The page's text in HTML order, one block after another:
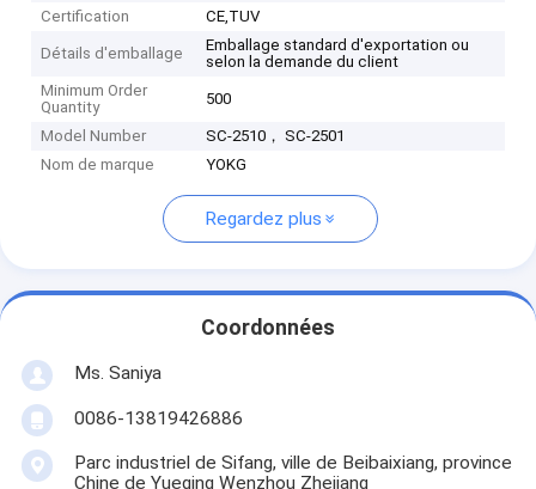
Certification
CE,TUV
Détails d'emballage
Emballage standard d'exportation ou
selon la demande du client
Minimum Order
Quantity
500
Model Number
SC-2510， SC-2501
Nom de marque
YOKG
Regardez plus
Coordonnées
Ms. Saniya
0086-13819426886
Parc industriel de Sifang, ville de Beibaixiang, province
Chine de Yueqing Wenzhou Zhejiang